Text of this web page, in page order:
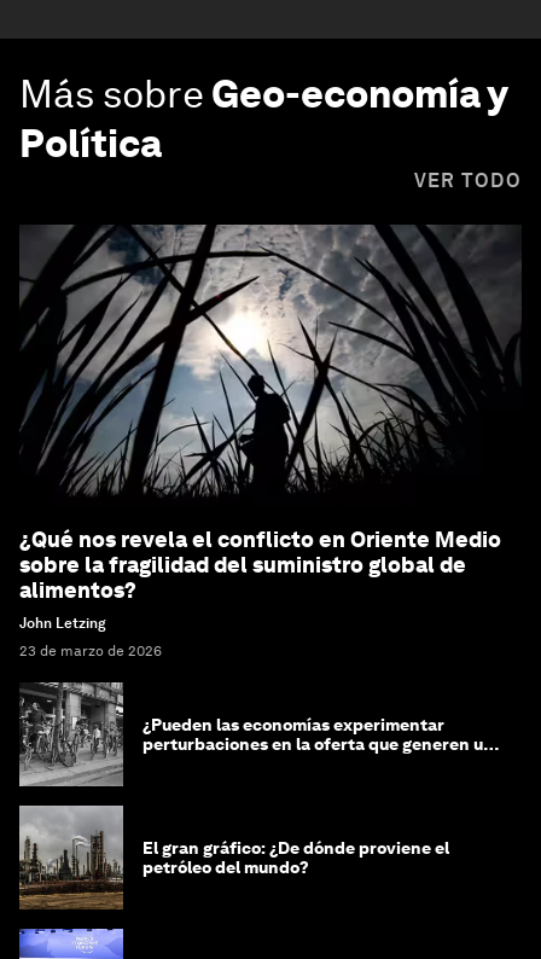
Más sobre Geo-economía y
Política
VER TODO
¿Qué nos revela el conflicto en Oriente Medio
sobre la fragilidad del suministro global de
alimentos?
John Letzing
23 de marzo de 2026
¿Pueden las economías experimentar
perturbaciones en la oferta que generen un
El gran gráfico: ¿De dónde proviene el
petróleo del mundo?